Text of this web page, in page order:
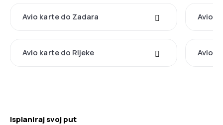
Avio karte do Zadara Avio
Avio karte do Rijeke Avio
Isplaniraj svoj put